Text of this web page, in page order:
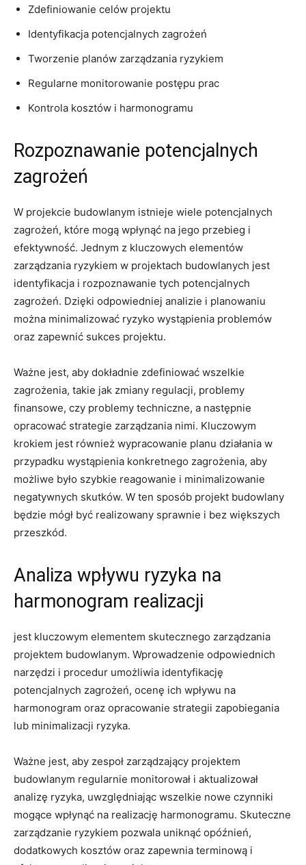
Zdefiniowanie celów projektu
Identyfikacja​ potencjalnych zagrożeń
Tworzenie planów zarządzania ryzykiem
Regularne monitorowanie postępu prac
Kontrola kosztów i harmonogramu
Rozpoznawanie ⁤potencjalnych
zagrożeń
W projekcie ‌budowlanym istnieje wiele potencjalnych
zagrożeń, które mogą wpłynąć na jego ‌przebieg i
‌efektywność. Jednym z kluczowych elementów
zarządzania ‌ryzykiem w projektach budowlanych ⁢jest
identyfikacja i rozpoznawanie tych‌ potencjalnych
zagrożeń. Dzięki odpowiedniej analizie i planowaniu
można minimalizować ryzyko wystąpienia problemów
oraz zapewnić sukces projektu.
Ważne jest, aby dokładnie zdefiniować wszelkie
zagrożenia, takie jak zmiany regulacji, problemy
finansowe, czy ⁤problemy techniczne, a następnie
opracować‌ strategie zarządzania nimi. Kluczowym⁣
krokiem jest‍ również wypracowanie planu​ działania w
przypadku wystąpienia ⁤konkretnego zagrożenia, aby
możliwe było szybkie reagowanie⁢ i minimalizowanie
negatywnych skutków. W‌ ten sposób projekt budowlany
będzie​ mógł​ być realizowany sprawnie i bez większych
przeszkód.
Analiza wpływu ‍ryzyka na
harmonogram realizacji
jest kluczowym elementem⁣ skutecznego zarządzania
projektem budowlanym. Wprowadzenie odpowiednich
narzędzi ⁤i ‍procedur umożliwia identyfikację
potencjalnych⁤ zagrożeń, ocenę ich⁣ wpływu na
‍harmonogram oraz opracowanie strategii zapobiegania
lub‌ minimalizacji ryzyka.
Ważne⁣ jest, aby⁣ zespoł ‌zarządzający projektem
budowlanym regularnie monitorował i aktualizował
analizę ryzyka, uwzględniając wszelkie nowe‌ czynniki
mogące ​wpłynąć na realizację harmonogramu. Skuteczne
zarządzanie‌ ryzykiem pozwala​ uniknąć opóźnień,
dodatkowych kosztów oraz zapewnia ‍terminową ⁢i